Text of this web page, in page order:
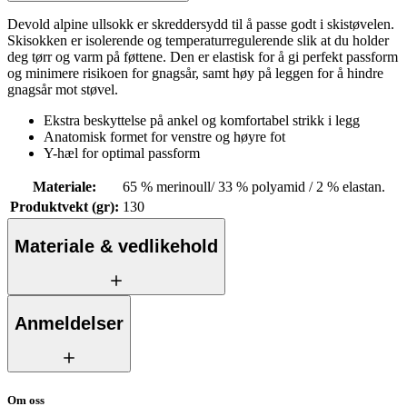
Devold alpine ullsokk er skreddersydd til å passe godt i skistøvelen.
Skisokken er isolerende og temperaturregulerende slik at du holder
deg tørr og varm på føttene. Den er elastisk for å gi perfekt passform
og minimere risikoen for gnagsår, samt høy på leggen for å hindre
gnagsår mot støvel.
Ekstra beskyttelse på ankel og komfortabel strikk i legg
Anatomisk formet for venstre og høyre fot
Y-hæl for optimal passform
Materiale:
65 % merinoull/ 33 % polyamid / 2 % elastan.
Produktvekt (gr): 130
Materiale & vedlikehold
Anmeldelser
Om oss